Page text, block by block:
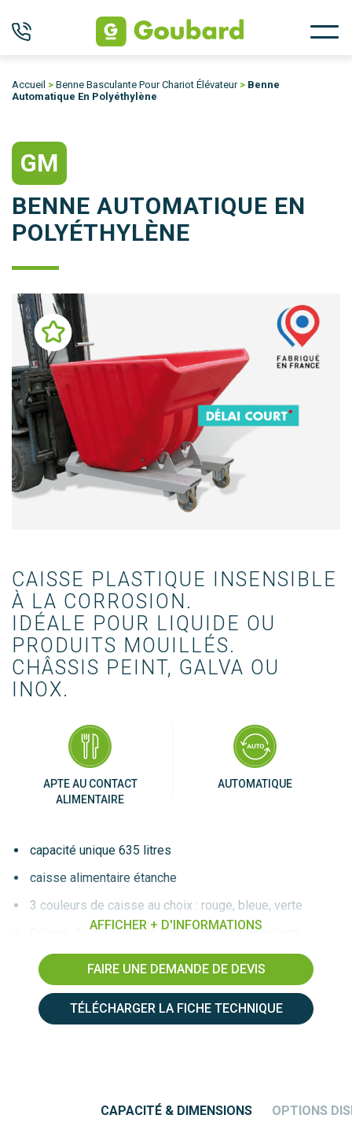
Accueil > Benne Basculante Pour Chariot Élévateur> Benne
Automatique En Polyéthylène
GM
BENNE AUTOMATIQUE EN
POLYÉTHYLÈNE
CAISSE PLASTIQUE INSENSIBLE
À LA CORROSION.
IDÉALE POUR LIQUIDE OU
PRODUITS MOUILLÉS.
CHÂSSIS PEINT, GALVA OU
INOX.
APTE AU CONTACT
ALIMENTAIRE
AUTOMATIQUE
capacité unique 635 litres
caisse alimentaire étanche
3 couleurs de caisse au choix : rouge, bleue, verte
Coloris du châssis Gris Ral 7036 ou selon palette
Goubard au choix
Châssis peint – galva – inox au choix sur demande
Version avec ou sans roues
Caisse robuste en PE double paroi, ép. 8mm
AFFICHER + D'INFORMATIONS
FAIRE UNE DEMANDE DE DEVIS
TÉLÉCHARGER LA FICHE TECHNIQUE
CAPACITÉ & DIMENSIONS OPTIONS